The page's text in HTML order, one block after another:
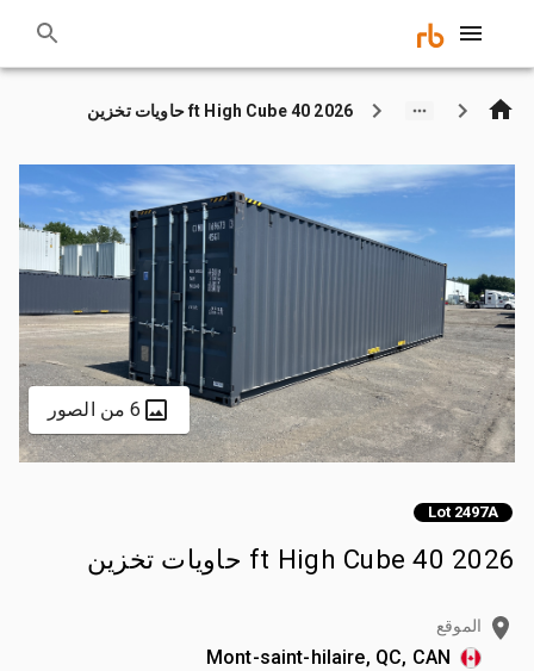
2026 40 ft High Cube حاويات تخزين
6 من الصور
Lot 2497A
2026 40 ft High Cube حاويات تخزين
الموقع
Mont-saint-hilaire, QC, CAN